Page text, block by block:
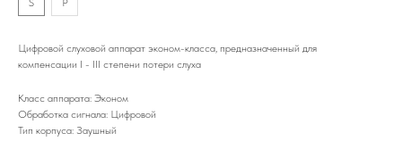
S
P
Цифровой слуховой аппарат эконом-класса, предназначенный для
компенсации I - III степени потери слуха
Класс аппарата: Эконом
Обработка сигнала: Цифровой
Тип корпуса: Заушный